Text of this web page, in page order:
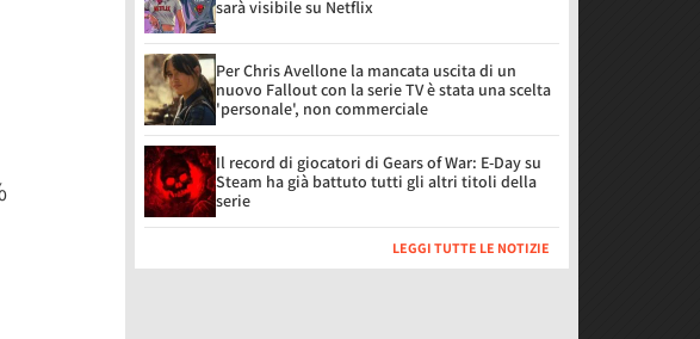
sarà visibile su Netflix
Per Chris Avellone la mancata uscita di un
nuovo Fallout con la serie TV è stata una scelta
'personale', non commerciale
Il record di giocatori di Gears of War: E-Day su
Steam ha già battuto tutti gli altri titoli della
serie
LEGGI TUTTE LE NOTIZIE